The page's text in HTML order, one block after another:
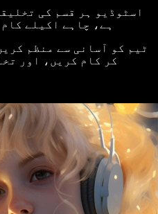
ہے، چاہے اکیلے
ٹیم کو آسانی سے منظم
کر کام کریں، اور